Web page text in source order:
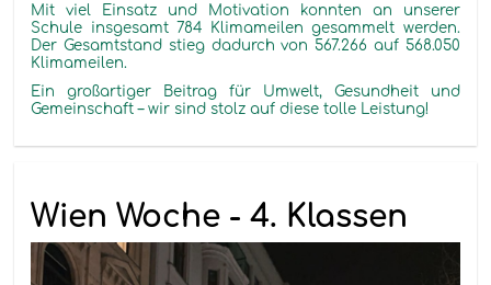
Mit viel Einsatz und Motivation konnten an unserer
Schule insgesamt 784 Klimameilen gesammelt werden.
Der Gesamtstand stieg dadurch von 567.266 auf 568.050
Klimameilen.
Ein großartiger Beitrag für Umwelt, Gesundheit und
Gemeinschaft – wir sind stolz auf diese tolle Leistung!
Wien Woche - 4. Klassen